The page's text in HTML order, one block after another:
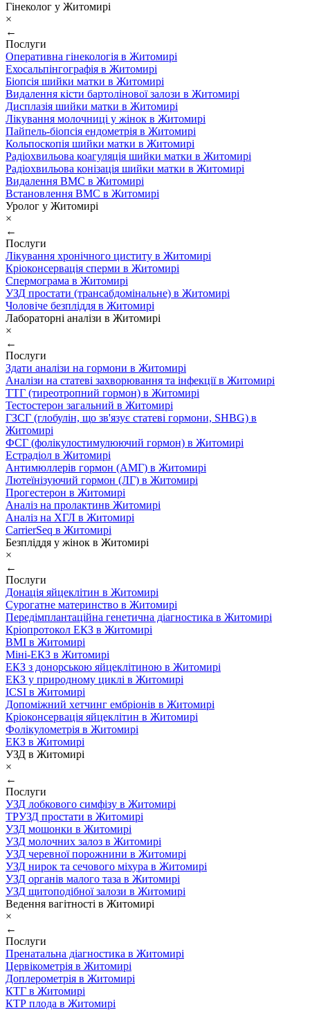
Гінеколог у Житомирі
×
←
Послуги
Оперативна гінекологія в Житомирі
Ехосальпінгографія в Житомирі
Біопсія шийки матки в Житомирі
Видалення кісти бартолінової залози в Житомирі
Дисплазія шийки матки в Житомирі
Лікування молочниці у жінок в Житомирі
Пайпель-біопсія ендометрія в Житомирі
Кольпоскопія шийки матки в Житомирі
Радіохвильова коагуляція шийки матки в Житомирі
Радіохвильова конізація шийки матки в Житомирі
Видалення ВМС в Житомирі
Встановлення ВМС в Житомирі
Уролог у Житомирі
×
←
Послуги
Лікування хронічного циститу в Житомирі
Кріоконсервація сперми в Житомирі
Спермограма в Житомирі
УЗД простати (трансабдомінальне) в Житомирі
Чоловіче безпліддя в Житомирі
Лабораторні аналізи в Житомирі
×
←
Послуги
Здати аналізи на гормони в Житомирі
Аналізи на статеві захворювання та інфекції в Житомирі
ТТГ (тиреотропний гормон) в Житомирі
Тестостерон загальний в Житомирі
ГЗСГ (глобулін, що зв'язує статеві гормони, SHBG) в
Житомирі
ФСГ (фолікулостимулюючий гормон) в Житомирі
Естрадіол в Житомирі
Антимюллерів гормон (АМГ) в Житомирі
Лютеїнізуючий гормон (ЛГ) в Житомирі
Прогестерон в Житомирі
Аналіз на пролактинв Житомирі
Аналіз на ХГЛ в Житомирі
CarrierSeq в Житомирі
Безпліддя у жінок в Житомирі
×
←
Послуги
Донація яйцеклітин в Житомирі
Сурогатне материнство в Житомирі
Передімплантаційна генетична діагностика в Житомирі
Кріопротокол ЕКЗ в Житомирі
ВМІ в Житомирі
Міні-ЕКЗ в Житомирі
ЕКЗ з донорською яйцеклітиною в Житомирі
ЕКЗ у природному циклі в Житомирі
ICSI в Житомирі
Допоміжний хетчинг ембріонів в Житомирі
Кріоконсервація яйцеклітин в Житомирі
Фолікулометрія в Житомирі
ЕКЗ в Житомирі
УЗД в Житомирі
×
←
Послуги
УЗД лобкового симфізу в Житомирі
ТРУЗД простати в Житомирі
УЗД мошонки в Житомирі
УЗД молочних залоз в Житомирі
УЗД черевної порожнини в Житомирі
УЗД нирок та сечового міхура в Житомирі
УЗД органів малого таза в Житомирі
УЗД щитоподібної залози в Житомирі
Ведення вагітності в Житомирі
×
←
Послуги
Пренатальна діагностика в Житомирі
Цервікометрія в Житомирі
Доплерометрія в Житомирі
КТГ в Житомирі
КТР плода в Житомирі